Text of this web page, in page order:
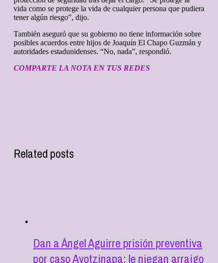
vida como se protege la vida de cualquier persona que pudiera
tener algún riesgo”, dijo.
También aseguró que su gobierno no tiene información sobre
posibles acuerdos entre hijos de Joaquín El Chapo Guzmán y
autoridades estadunidenses. “No, nada”, respondió.
COMPARTE LA NOTA EN TUS REDES
Related posts
Dan a Ángel Aguirre prisión preventiva
por caso Ayotzinapa; le niegan arraigo